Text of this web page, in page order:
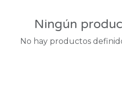
Ningún
No hay productos